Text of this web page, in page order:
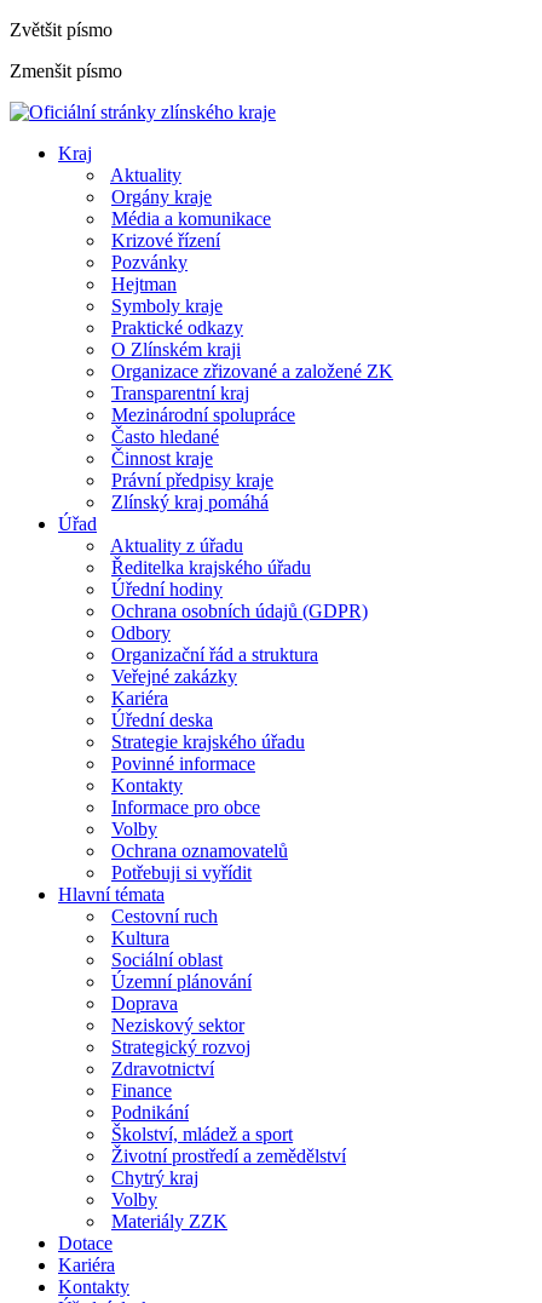
Zvětšit písmo
Zmenšit písmo
Kraj
Aktuality
Orgány kraje
Média a komunikace
Krizové řízení
Pozvánky
Hejtman
Symboly kraje
Praktické odkazy
O Zlínském kraji
Organizace zřizované a založené ZK
Transparentní kraj
Mezinárodní spolupráce
Často hledané
Činnost kraje
Právní předpisy kraje
Zlínský kraj pomáhá
Úřad
Aktuality z úřadu
Ředitelka krajského úřadu
Úřední hodiny
Ochrana osobních údajů (GDPR)
Odbory
Organizační řád a struktura
Veřejné zakázky
Kariéra
Úřední deska
Strategie krajského úřadu
Povinné informace
Kontakty
Informace pro obce
Volby
Ochrana oznamovatelů
Potřebuji si vyřídit
Hlavní témata
Cestovní ruch
Kultura
Sociální oblast
Územní plánování
Doprava
Neziskový sektor
Strategický rozvoj
Zdravotnictví
Finance
Podnikání
Školství, mládež a sport
Životní prostředí a zemědělství
Chytrý kraj
Volby
Materiály ZZK
Dotace
Kariéra
Kontakty